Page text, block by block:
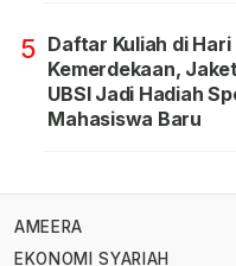
5 Daftar Kuliah di Hari
Kemerdekaan,
UBSI Jadi Hadiah
Mahasiswa Baru
AMEERA
EKONOMI SYARIAH